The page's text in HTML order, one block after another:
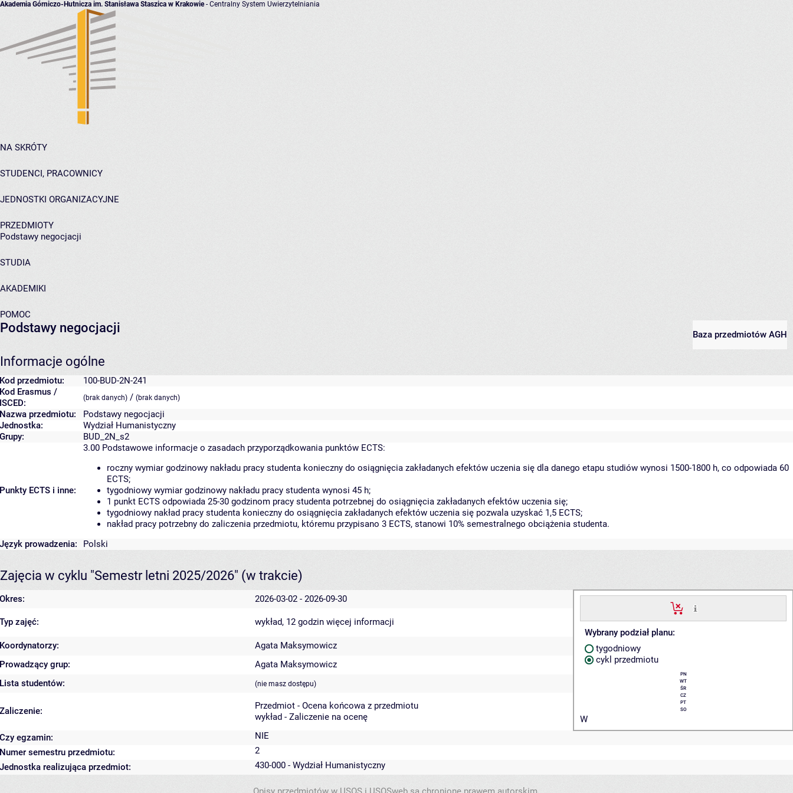
Akademia Górniczo-Hutnicza im. Stanisława Staszica w Krakowie- Centralny System Uwierzytelniania
NA SKRÓTY
STUDENCI, PRACOWNICY
JEDNOSTKI ORGANIZACYJNE
PRZEDMIOTY
Podstawy negocjacji
STUDIA
AKADEMIKI
POMOC
Baza przedmiotów AGH
Podstawy negocjacji
Informacje ogólne
Kod przedmiotu:
100-BUD-2N-241
Kod Erasmus /
ISCED:
(brak danych) / (brak danych)
Nazwa przedmiotu:
Podstawy negocjacji
Jednostka:
Wydział Humanistyczny
Grupy:
BUD_2N_s2
Punkty ECTS i inne:
3.00 Podstawowe informacje o zasadach przyporządkowania punktów ECTS:
roczny wymiar godzinowy nakładu pracy studenta konieczny do osiągnięcia zakładanych efektów uczenia się dla danego etapu studiów wynosi 1500-1800 h, co odpowiada 60
ECTS;
tygodniowy wymiar godzinowy nakładu pracy studenta wynosi 45 h;
1 punkt ECTS odpowiada 25-30 godzinom pracy studenta potrzebnej do osiągnięcia zakładanych efektów uczenia się;
tygodniowy nakład pracy studenta konieczny do osiągnięcia zakładanych efektów uczenia się pozwala uzyskać 1,5 ECTS;
nakład pracy potrzebny do zaliczenia przedmiotu, któremu przypisano 3 ECTS, stanowi 10% semestralnego obciążenia studenta.
Język prowadzenia:
Polski
Zajęcia w cyklu "Semestr letni 2025/2026" (w trakcie)
Okres: 2026-03-02 - 2026-09-30
Wybrany podział planu:
tygodniowy
cykl przedmiotu
PN
WT
ŚR
CZ
PT
SO
W
Typ zajęć: wykład, 12 godzin więcej informacji
Koordynatorzy:
Agata Maksymowicz
Prowadzący grup:
Agata Maksymowicz
Lista studentów:
(nie masz dostępu)
Zaliczenie:
Przedmiot - Ocena końcowa z przedmiotu
wykład - Zaliczenie na ocenę
Czy egzamin:
NIE
Numer semestru przedmiotu:
2
Jednostka realizująca przedmiot:
430-000 - Wydział Humanistyczny